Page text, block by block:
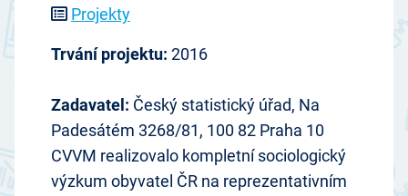
Projekty
Trvání projektu: 2016
Zadavatel: Český statistický úřad, Na
Padesátém 3268/81, 100 82 Praha 10
­CVVM realizovalo kompletní sociologický
výzkum obyvatel ČR na reprezentativním